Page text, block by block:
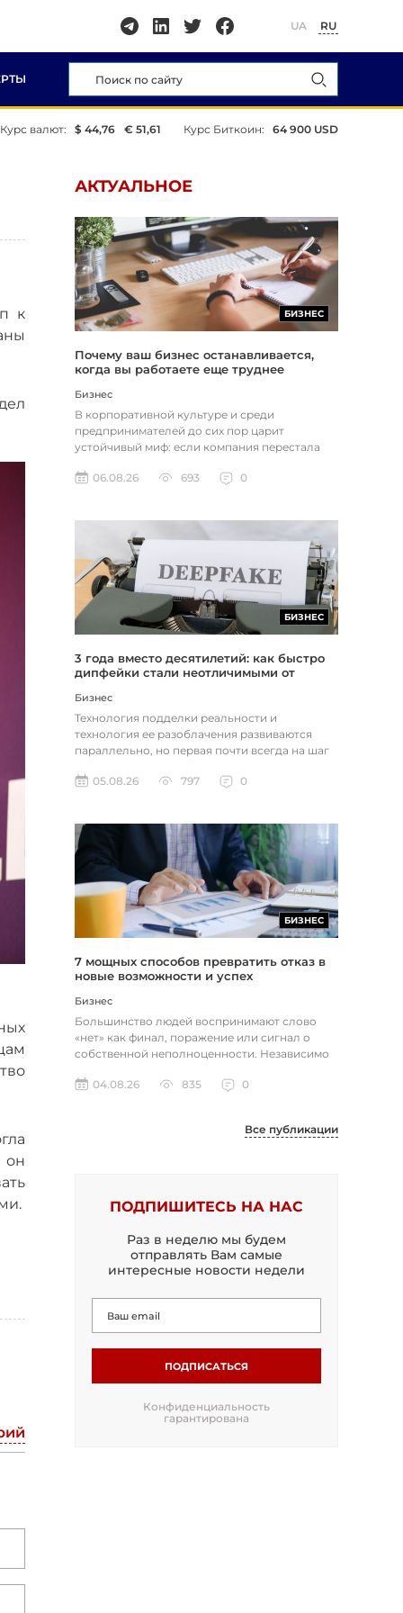
UA RU
Курс валют: $ 44,76 € 51,61 Курс Биткоин: 64 900 USD
к
он
АКТУАЛЬНОЕ
БИЗНЕС
Почему ваш бизнес останавливается,
когда вы работаете еще труднее
Бизнес
В корпоративной культуре и среди
предпринимателей до сих пор царит
устойчивый миф: если компания перестала
пр...06.08.26 693 0
БИЗНЕС
3 года вместо десятилетий: как быстро
дипфейки стали неотличимыми от
Бизнес
Технология подделки реальности и
технология ее разоблачения развиваются
параллельно, но первая почти всегда на шаг
05.08.26
797 0
БИЗНЕС
7 мощных способов превратить отказ в
новые возможности и успех
Бизнес
Большинство людей воспринимают слово
«нет» как финал, поражение или сигнал о
собственной неполноценности. Независимо
04.08.26
835 0
Все публикации
ПОДПИШИТЕСЬ НА НАС
Раз в неделю мы будем
отправлять Вам самые
интересные новости недели
ПОДПИСАТЬСЯ
Конфиденциальность
гарантирована